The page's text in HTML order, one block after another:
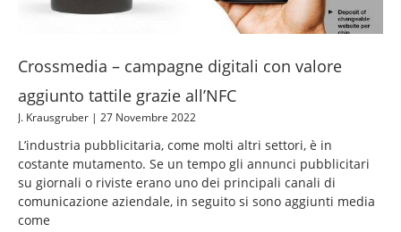
Crossmedia – campagne digitali con valore
aggiunto tattile grazie all’NFC
J. Krausgruber 27 Novembre 2022
L’industria pubblicitaria, come molti altri settori, è in
costante mutamento. Se un tempo gli annunci pubblicitari
su giornali o riviste erano uno dei principali canali di
comunicazione aziendale, in seguito si sono aggiunti media
come